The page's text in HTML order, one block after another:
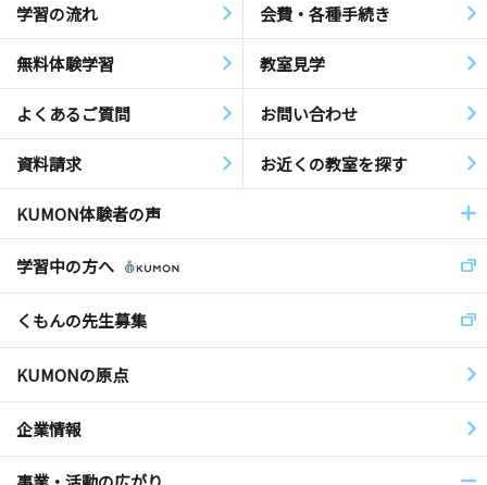
学習の流れ 会費・各種手続き
無料体験学習 教室見学
よくあるご質問 お問い合わせ
資料請求 お近くの教室を探す
KUMON体験者の声
学習中の方へ
くもんの先生募集
KUMONの原点
企業情報